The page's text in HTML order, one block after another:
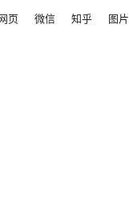
页 微信 知乎 图片